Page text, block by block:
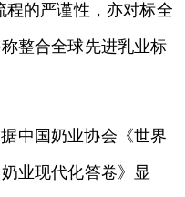
程的严谨性，亦对标全
整合全球先进乳业标
中国奶业协会《世界
业现代化答卷》显